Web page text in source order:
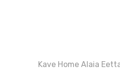
Kave Home Alaia